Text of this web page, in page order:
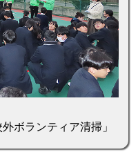
ボランティア清掃」